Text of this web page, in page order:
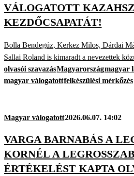
VÁLOGATOTT
KEZDŐCSAPATÁT!
Bolla Bendegúz, Kerkez Milos, Dárdai
Sallai Roland is kimaradt a nevezettek
olvasói szavazásMagyarországmagyar
magyar válogatottfelkészülési mérkőzés
Magyar válogatott2026.06.07. 14:02
VARGA BARNABÁS A
KORNÉL A
ÉRTÉKELÉST KAPTA